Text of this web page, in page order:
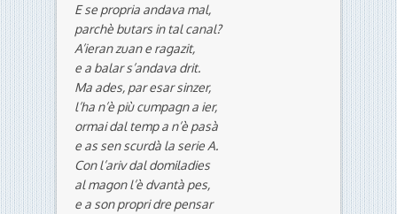
E se propria andava mal,
parchè butars in tal canal?
A’ieran zuan e ragazit,
e a balar s’andava drit.
Ma ades, par esar sinzer,
l’ha n’è più cumpagn a ier,
ormai dal temp a n’è pasà
e as sen scurdà la serie A.
Con l’ariv dal domiladies
al magon l’è dvantà pes,
e a son propri dre pensar